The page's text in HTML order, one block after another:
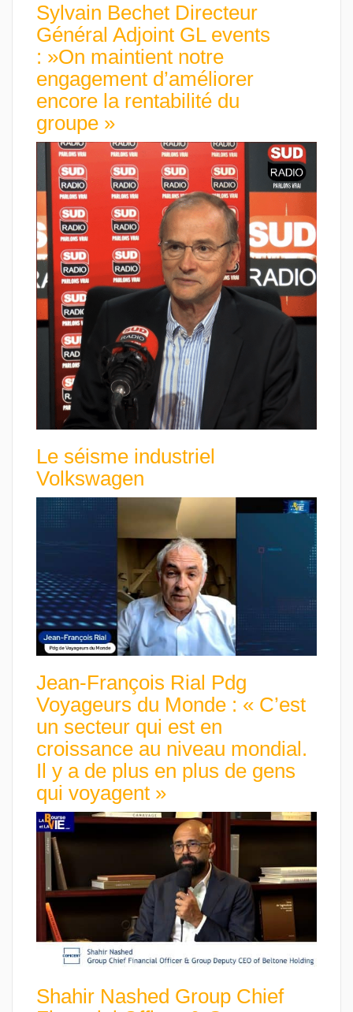
Sylvain Bechet Directeur
Général Adjoint GL events
: »On maintient notre
engagement d’améliorer
encore la rentabilité du
groupe »
Le séisme industriel
Volkswagen
Jean-François Rial Pdg
Voyageurs du Monde : « C’est
un secteur qui est en
croissance au niveau mondial.
Il y a de plus en plus de gens
qui voyagent »
Shahir Nashed Group Chief